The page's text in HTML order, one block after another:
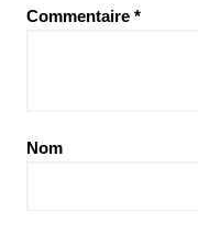
Commentaire *
Nom